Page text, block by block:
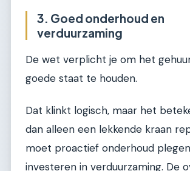
3. Goed onderhoud en
verduurzaming
De wet verplicht je om het
goede staat te houden.
Dat klinkt logisch, maar het
dan alleen een lekkende kraan
moet proactief onderhoud
investeren in verduurzaming. De